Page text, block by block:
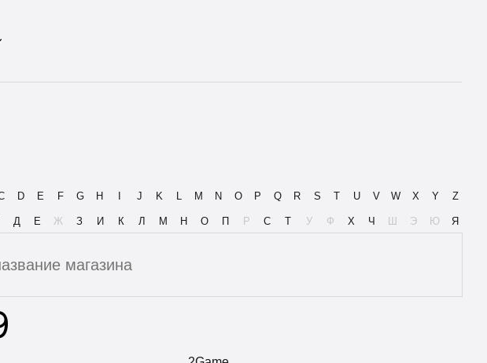
D E F G H I J K L M N O P Q R S T U V W X Y Z
Д Е Ж З И К Л М Н О П Р С Т У Ф Х Ч Ш Э Ю Я